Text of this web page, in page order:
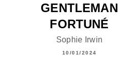
GENTLEMAN
FORTUNÉ
Sophie Irwin
10/01/2024